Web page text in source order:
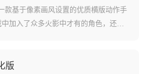
方式，玩家需要操控角色在狭窄洞窟
不断加点提高抗性与速度，解锁更多
款基于像素画风设置的优质横版动作手
加入了众多火影中才有的角色，还有
不同的技能和大招，让玩家们的战斗
版